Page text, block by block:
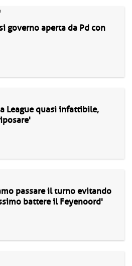
governo aperta da Pd con
League quasi infattibile,
passare il turno evitando
battere il Feyenoord'